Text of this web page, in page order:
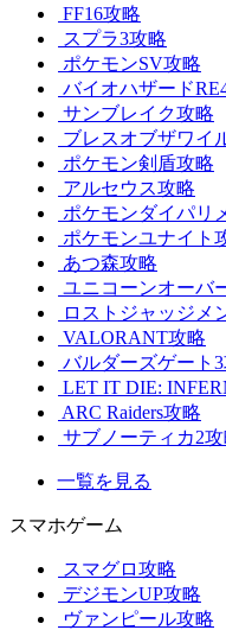
FF16攻略
スプラ3攻略
ポケモンSV攻略
バイオハザード
サンブレイク攻略
ブレスオブザワイ
ポケモン剣盾攻略
アルセウス攻略
ポケモンダイパリ
ポケモンユナイト
あつ森攻略
ユニコーンオーバ
ロストジャッジメ
VALORANT攻略
バルダーズゲート
LET IT DIE:
ARC Raiders攻略
サブノーティカ2攻
一覧を見る
スマホゲーム
スマグロ攻略
デジモンUP攻略
ヴァンピール攻略